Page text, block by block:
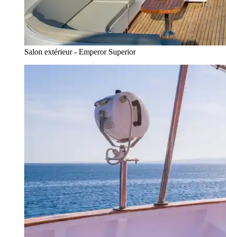
Salon extérieur - Emperor Superior